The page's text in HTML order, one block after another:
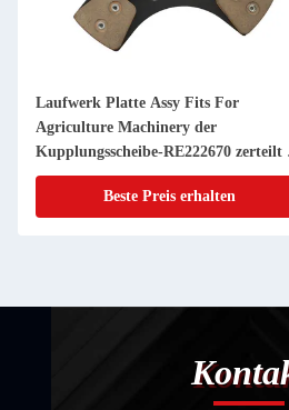
Laufwerk Platte Assy Fits For
Agriculture Machinery der
Kupplungsscheibe-RE222670 zerteilt
Zoll 20 KEIL
Beste Preis erhalten